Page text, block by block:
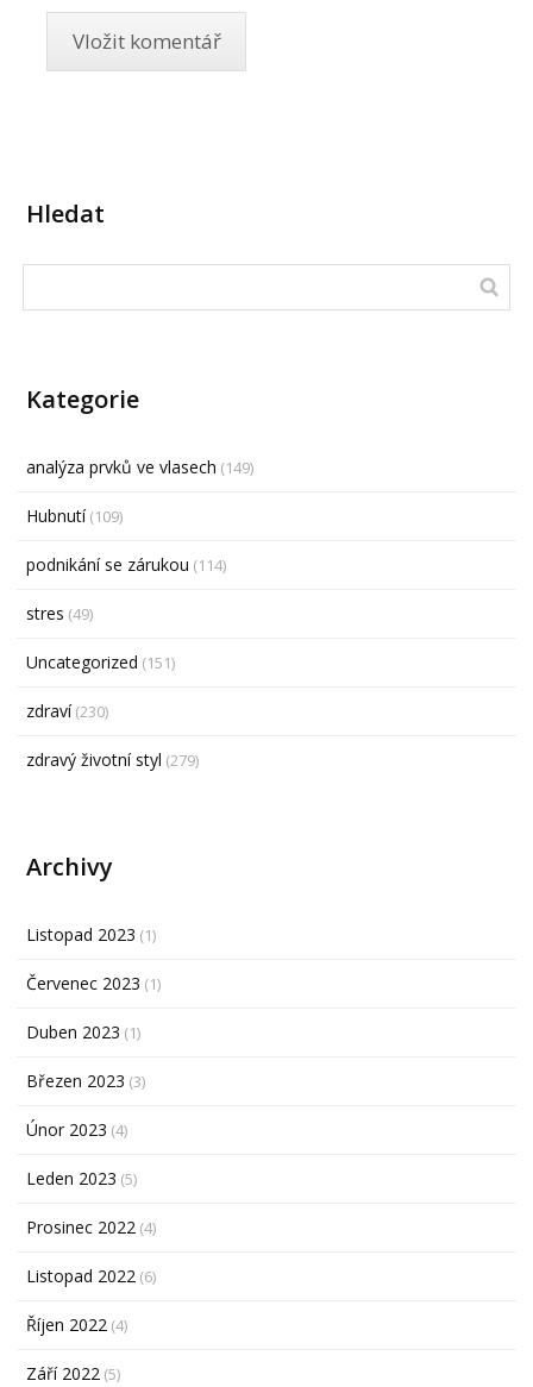
Hledat
Kategorie
analýza prvků ve vlasech (149)
Hubnutí(109)
podnikání se zárukou (114)
stres (49)
Uncategorized (151)
zdraví(230)
zdravý životní styl (279)
Archivy
Listopad 2023 (1)
Červenec 2023 (1)
Duben 2023 (1)
Březen 2023 (3)
Únor 2023 (4)
Leden 2023 (5)
Prosinec 2022 (4)
Listopad 2022 (6)
Říjen 2022 (4)
Září 2022 (5)